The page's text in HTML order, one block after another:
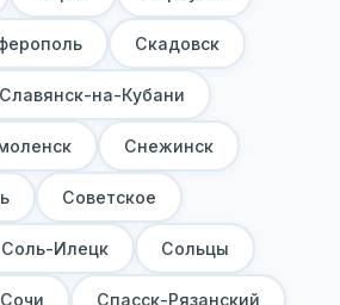
Скадовск
Славянск-на-Кубани
Снежинск
Советское
Соль-Илецк Сольцы
Сочи Спасск-Рязанский